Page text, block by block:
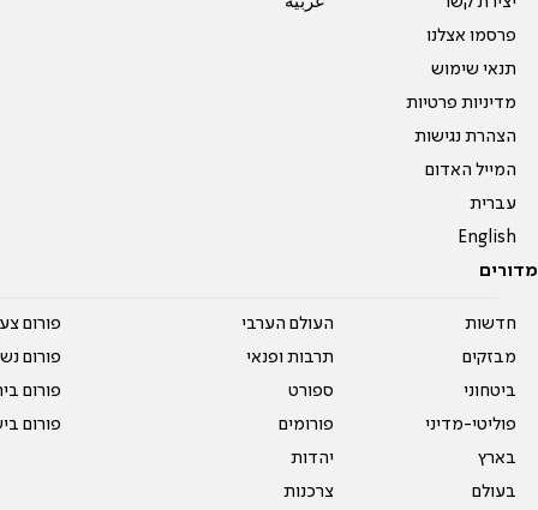
פרסמו אצלנו
תנאי שימוש
מדיניות פרטיות
הצהרת נגישות
המייל האדום
עברית
English
מדורים
חדשות
מבזקים
ביטחוני
פוליטי-מדיני
בארץ
בעולם
העולם הערבי
תרבות ופנאי
ספורט
פורומים
יהדות
צרכנות
פורום
פורום
פורום
פורום